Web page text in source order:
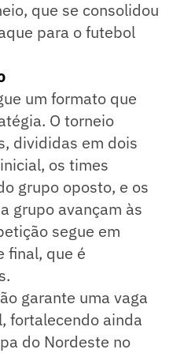
que se consolidou
para o futebol
um formato que
O torneio
divididas em dois
os times
grupo oposto, e os
grupo avançam às
segue em
final, que é
garante uma vaga
fortalecendo ainda
do Nordeste no